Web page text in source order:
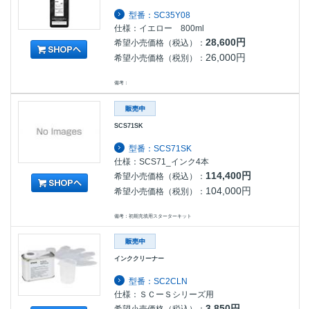
型番：SC35Y08
仕様：イエロー 800ml
希望小売価格（税込）： 28,600円
希望小売価格（税別）： 26,000円
備考：
SCS71SK
型番：SCS71SK
仕様：SCS71_インク4本
希望小売価格（税込）： 114,400円
希望小売価格（税別）： 104,000円
備考：初期充填用スターターキット
インククリーナー
型番：SC2CLN
仕様：ＳＣーＳシリーズ用